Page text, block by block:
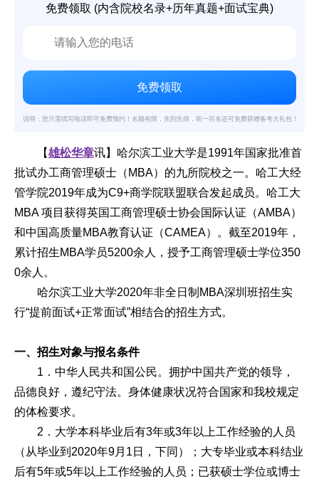
免费领取 (内含院校名录+历年真题+面试宝典)
说明：您只需填写电话即可免费预约！名额有限，先到先得，前一百名还可免费获赠备考大礼包！
【雄松华章讯】哈尔滨工业大学是1991年国家批准首
批试办工商管理硕士（MBA）的九所院校之一。哈工大经
管学院2019年成为C9+商学院联盟联合发起成员。哈工大
MBA 项目获得英国工商管理硕士协会国际认证（AMBA）
和中国高质量MBA教育认证（CAMEA）。截至2019年，
累计招生MBA学员5200余人，授予工商管理硕士学位350
0余人。
哈尔滨工业大学2020年非全日制MBA深圳班招生实
行“提前面试+正常面试”相结合的招生方式。
一、招生对象与报名条件
1．中华人民共和国公民。拥护中国共产党的领导，
品德良好，遵纪守法。身体健康状况符合国家和我校规定
的体检要求。
2．大学本科毕业后有3年或3年以上工作经验的人员
（从毕业到2020年9月1日，下同）；大专毕业或本科结业
后有5年或5年以上工作经验的人员；已获硕士学位或博士